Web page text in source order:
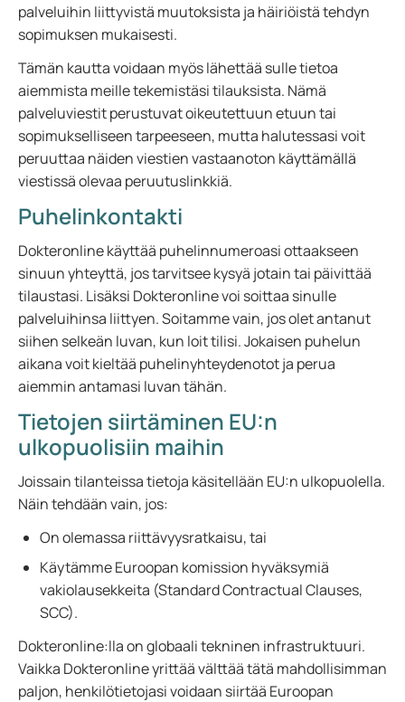
palveluihin liittyvistä muutoksista ja häiriöistä tehdyn
sopimuksen mukaisesti.
Tämän kautta voidaan myös lähettää sulle tietoa
aiemmista meille tekemistäsi tilauksista. Nämä
palveluviestit perustuvat oikeutettuun etuun tai
sopimukselliseen tarpeeseen, mutta halutessasi voit
peruuttaa näiden viestien vastaanoton käyttämällä
viestissä olevaa peruutuslinkkiä.
Puhelinkontakti
Dokteronline käyttää puhelinnumeroasi ottaakseen
sinuun yhteyttä, jos tarvitsee kysyä jotain tai päivittää
tilaustasi. Lisäksi Dokteronline voi soittaa sinulle
palveluihinsa liittyen. Soitamme vain, jos olet antanut
siihen selkeän luvan, kun loit tilisi. Jokaisen puhelun
aikana voit kieltää puhelinyhteydenotot ja perua
aiemmin antamasi luvan tähän.
Tietojen siirtäminen EU:n
ulkopuolisiin maihin
Joissain tilanteissa tietoja käsitellään EU:n ulkopuolella.
Näin tehdään vain, jos:
On olemassa riittävyysratkaisu, tai
Käytämme Euroopan komission hyväksymiä
vakiolausekkeita (Standard Contractual Clauses,
SCC).
Dokteronline:lla on globaali tekninen infrastruktuuri.
Vaikka Dokteronline yrittää välttää tätä mahdollisimman
paljon, henkilötietojasi voidaan siirtää Euroopan